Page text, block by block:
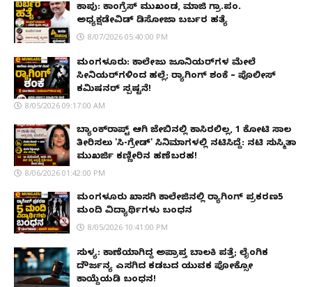
ಕಾಪು: ಕಾಂಗ್ರೆಸ್ ಮುಖಂಡ, ಮಾಜಿ ಗ್ರಾ.ಪಂ.
ಅಧ್ಯಕ್ಷಡೇವಿಡ್ ಡಿಸೋಜಾ ಬರ್ಬರ ಹತ್ಯೆ
8/07/2026 05:40:00 PM
ಮಂಗಳೂರು: ಕಾಲೇಜು ಜೂನಿಯರ್‌ಗಳ ಮೇಲೆ
ಸೀನಿಯರ್‌ಗಳಿಂದ ಹಲ್ಲೆ; ರ‌್ಯಾಗಿಂಗ್ ಶಂಕೆ – ಪೊಲೀಸ್
ಕಮಿಷನರ್ ಸ್ಪಷ್ಟನೆ!
8/05/2026 09:17:00 AM
ಬ್ಯಾಂಕ್‌ರಾಪ್ಟ್‌ ಆಗಿ ಜೇಬಿನಲ್ಲಿ ಕಾಸಿರಲಿಲ್ಲ, ₹1 ಕೋಟಿ ಸಾಲ
ತೀರಿಸಲು 'ಸಿ-ಗ್ರೇಡ್' ಸಿನಿಮಾಗಳಲ್ಲಿ ನಟಿಸಿದ್ದೆ: ನಟಿ ಸುಸ್ಮಿತಾ
ಮುಖರ್ಜಿ ಕಣ್ಣೀರಿನ ಹಣೆಬರಹ!
8/06/2026 01:42:00 PM
ಮಂಗಳೂರು ಖಾಸಗಿ ಕಾಲೇಜಿನಲ್ಲಿ ರ‌್ಯಾಗಿಂಗ್ ಪ್ರಕರಣ5
ಮಂದಿ ವಿದ್ಯಾರ್ಥಿಗಳು ಬಂಧನ
8/05/2026 10:41:00 PM
ಸುಳ್ಯ: ಕಾಣೆಯಾಗಿದ್ದ ಅಪ್ರಾಪ್ತ ಬಾಲಕಿ ಪತ್ತೆ; ಲೈಂಗಿಕ
ದೌರ್ಜನ್ಯ ಎಸಗಿದ ಕಡಬದ ಯುವಕ ಪೋಕ್ಸೋ
ಕಾಯ್ದೆಯಡಿ ಬಂಧನ!